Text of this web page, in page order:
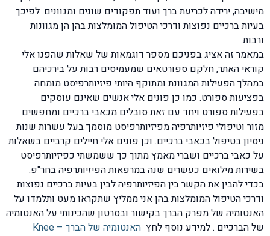
מישיבה, ירידה לכריעת ברך ועוד תפקודים שונים ומגוונים. לפיכך
בעיות ברכיים נפוצות ודרכי הטיפול המומלצות בהן הן מגוונות
ורבות.
במאמר זה אציג בפניכם מספר דוגמאות של שאלות שהפנו אלי
קוראי האתר, חלקם ספורטאים שמעמיסים רבות על בירכיהם
במהלך הפעילות המגוונת ומתוקף היותי פיזיותרפיסט מומחה
בפציעות ספורט. כמו כן פונים אלי אנשים שאינם עוסקים
בפעילות ספורט ויחד עם זאת סובלים מכאבי ברכיים ומחפשים
מזור וטיפולי פיזיותרפיה מפיזיותרפיסט מוסמך בעל עשרות שנות
ניסיון בטיפול בכאבי ברכיים. וכן פונים אלי חיילים קרביים בשאלות
על כאבי ברכיים ושברי מאמץ מתוך כך ששמשתי כפיזיותרפיסט
בשירות מילואים כעשרים שנה במרפאות הפיזיותרפיה בחר"פ.
בכדי להבין את הקשר בין הפיזיותרפיה לבין בעיות ברכיים נפוצות
ודרכי הטיפול המומלצות בהן אני ממליץ שתקראו מעט ותלמדו על
האנטומיה של מפרק הברך בקישור ובסרטון שהכינותי על האנטומיה
של הברכיים . למידע נוסף לחץ האנטומיה של הברך – Knee